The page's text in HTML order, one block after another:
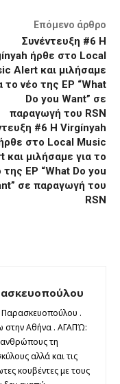
Επόμενο άρθρο
#6 Η Virgínyah
στο Local Music
και μιλήσαμε για το
της ΕP “What Do you
σε παραγωγή του
RSN
.
στην Αθήνα . ΑΓΑΠΏ:
τη
αλλά και τις
κουβέντες με τους